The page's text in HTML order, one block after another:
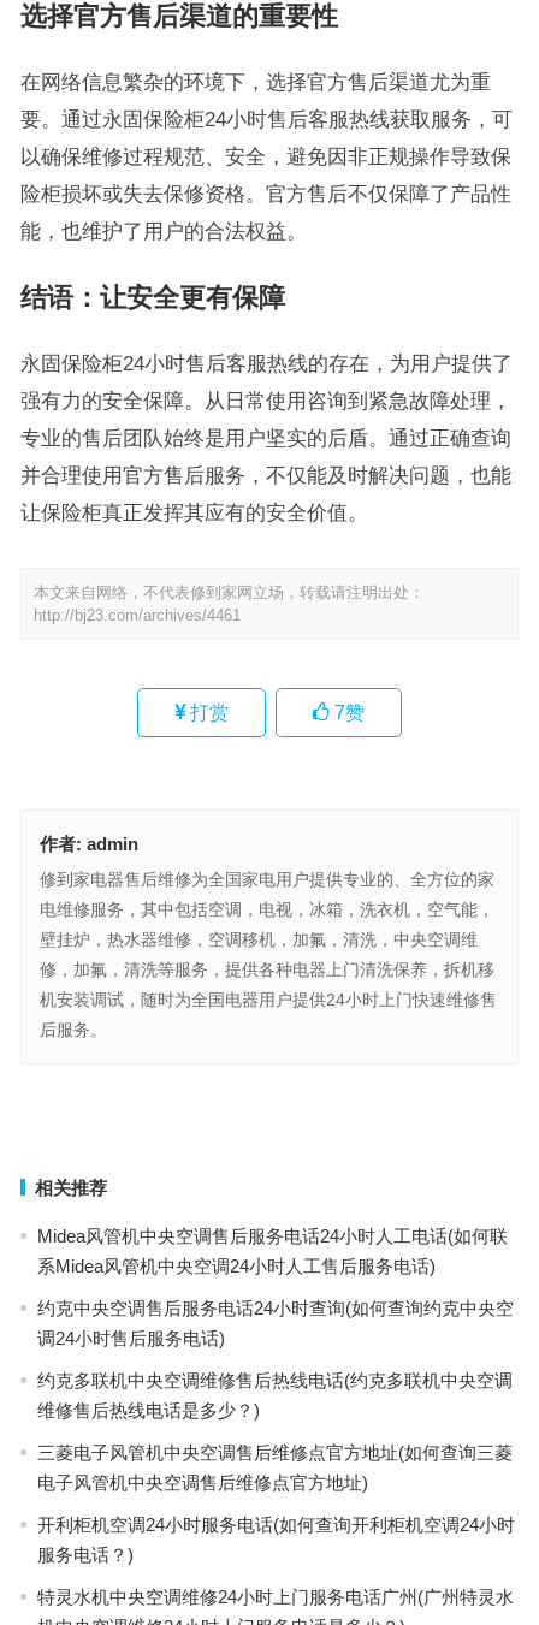
选择官方售后渠道的重要性
在网络信息繁杂的环境下，选择官方售后渠道尤为重
要。通过永固保险柜24小时售后客服热线获取服务，可
以确保维修过程规范、安全，避免因非正规操作导致保
险柜损坏或失去保修资格。官方售后不仅保障了产品性
能，也维护了用户的合法权益。
结语：让安全更有保障
永固保险柜24小时售后客服热线的存在，为用户提供了
强有力的安全保障。从日常使用咨询到紧急故障处理，
专业的售后团队始终是用户坚实的后盾。通过正确查询
并合理使用官方售后服务，不仅能及时解决问题，也能
让保险柜真正发挥其应有的安全价值。
本文来自网络，不代表修到家网立场，转载请注明出处：
http://bj23.com/archives/4461
打赏 7赞
作者: admin
修到家电器售后维修为全国家电用户提供专业的、全方位的家
电维修服务，其中包括空调，电视，冰箱，洗衣机，空气能，
壁挂炉，热水器维修，空调移机，加氟，清洗，中央空调维
修，加氟，清洗等服务，提供各种电器上门清洗保养，拆机移
机安装调试，随时为全国电器用户提供24小时上门快速维修售
后服务。
相关推荐
Midea风管机中央空调售后服务电话24小时人工电话(如何联
系Midea风管机中央空调24小时人工售后服务电话)
约克中央空调售后服务电话24小时查询(如何查询约克中央空
调24小时售后服务电话)
约克多联机中央空调维修售后热线电话(约克多联机中央空调
维修售后热线电话是多少？)
三菱电子风管机中央空调售后维修点官方地址(如何查询三菱
电子风管机中央空调售后维修点官方地址)
开利柜机空调24小时服务电话(如何查询开利柜机空调24小时
服务电话？)
特灵水机中央空调维修24小时上门服务电话广州(广州特灵水